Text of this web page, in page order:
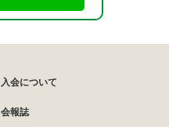
入会について
会報誌